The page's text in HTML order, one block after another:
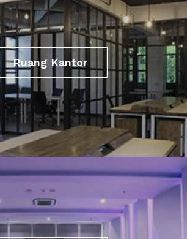
Ruang Kantor